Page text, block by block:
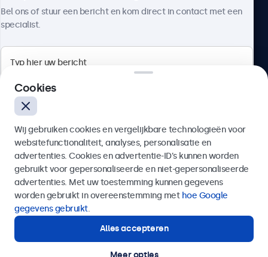
4.8/5 door 5000+ bedrijven
Nederlands
Bel ons of stuur een bericht en kom direct in contact met een
specialist.
Verzenden
Of bel ons op
Hulp of advies nodig?
Direct contact met een specialist.
Cookies
Wij gebruiken cookies en vergelijkbare technologieën voor
websitefunctionaliteit, analyses, personalisatie en
advertenties. Cookies en advertentie-ID’s kunnen worden
gebruikt voor gepersonaliseerde en niet-gepersonaliseerde
advertenties. Met uw toestemming kunnen gegevens
worden gebruikt in overeenstemming met hoe Google
gegevens gebruikt.
Alles accepteren
Meer opties